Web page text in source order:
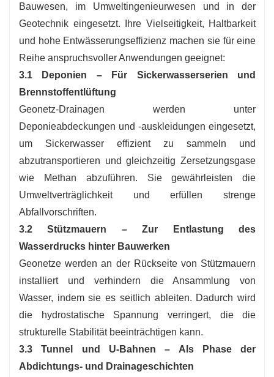
Bauwesen, im Umweltingenieurwesen und in der
Geotechnik eingesetzt. Ihre Vielseitigkeit, Haltbarkeit
und hohe Entwässerungseffizienz machen sie für eine
Reihe anspruchsvoller Anwendungen geeignet:
3.1 Deponien – Für Sickerwasserserien und
Brennstoffentlüftung
Geonetz-Drainagen werden unter
Deponieabdeckungen und -auskleidungen eingesetzt,
um Sickerwasser effizient zu sammeln und
abzutransportieren und gleichzeitig Zersetzungsgase
wie Methan abzuführen. Sie gewährleisten die
Umweltverträglichkeit und erfüllen strenge
Abfallvorschriften.
3.2 Stützmauern – Zur Entlastung des
Wasserdrucks hinter Bauwerken
Geonetze werden an der Rückseite von Stützmauern
installiert und verhindern die Ansammlung von
Wasser, indem sie es seitlich ableiten. Dadurch wird
die hydrostatische Spannung verringert, die die
strukturelle Stabilität beeinträchtigen kann.
3.3 Tunnel und U-Bahnen – Als Phase der
Abdichtungs- und Drainageschichten